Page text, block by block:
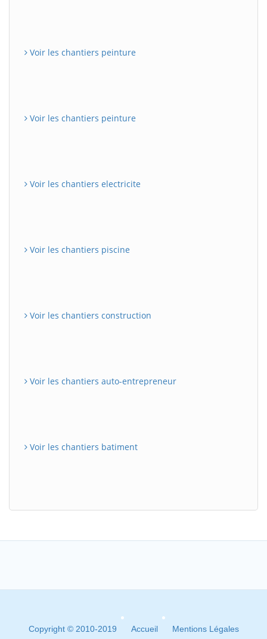
Voir les chantiers peinture
Voir les chantiers peinture
Voir les chantiers electricite
Voir les chantiers piscine
Voir les chantiers construction
Voir les chantiers auto-entrepreneur
Voir les chantiers batiment
Copyright © 2010-2019 Accueil Mentions Légales